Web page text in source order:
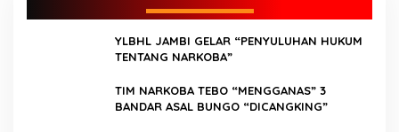
YLBHL JAMBI GELAR “PENYULUHAN HUKUM
TENTANG NARKOBA”
TIM NARKOBA TEBO “MENGGANAS” 3
BANDAR ASAL BUNGO “DICANGKING”